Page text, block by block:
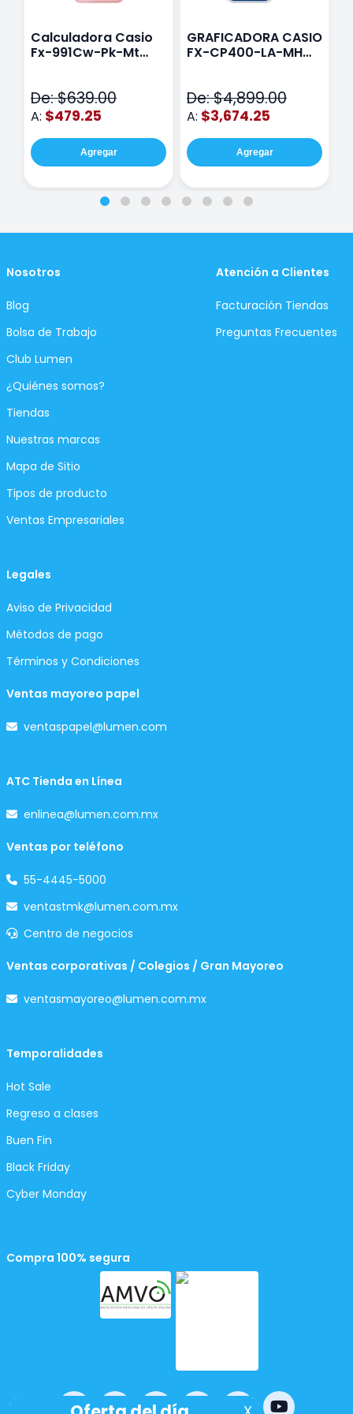
Calculadora Casio
Fx-991Cw-Pk-Mt
De: $639.00
A: $479.25
Agregar
GRAFICADORA CASIO
FX-CP400-LA-MH
De: $4,899.00
A: $3,674.25
Agregar
Nosotros
Blog
Bolsa de Trabajo
Club Lumen
¿Quiénes somos?
Tiendas
Nuestras marcas
Mapa de Sitio
Tipos de producto
Ventas Empresariales
Atención a Clientes
Facturación Tiendas
Preguntas Frecuentes
Legales
Aviso de Privacidad
Métodos de pago
Términos y Condiciones
Ventas mayoreo papel
ventaspapel@lumen.com
ATC Tienda en Línea
enlinea@lumen.com.mx
Ventas por teléfono
55-4445-5000
ventastmk@lumen.com.mx
Centro de negocios
Ventas corporativas / Colegios / Gran Mayoreo
ventasmayoreo@lumen.com.mx
Temporalidades
Hot Sale
Regreso a clases
Buen Fin
Black Friday
Cyber Monday
Compra 100% segura